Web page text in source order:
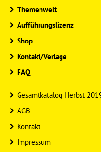
Themenwelt
Aufführungslizenz
Shop
Kontakt/Verlage
FAQ
Gesamtkatalog Herbst
AGB
Kontakt
Impressum